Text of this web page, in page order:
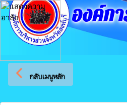
องค์ก
arrow_back_ios กลับเมนูหลัก